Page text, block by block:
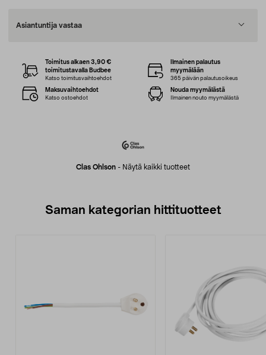
Asiantuntija vastaa
Clas Ohlson - Näytä kaikki tuotteet
Toimitus alkaen 3,90 €
toimitustavalla Budbee
Katso toimitusvaihtoehdot
Ilmainen palautus
myymälään
365 päivän palautusoikeus
Maksuvaihtoehdot
Katso ostoehdot
Nouda myymälästä
Ilmainen nouto myymälästä
Saman kategorian hittituotteet